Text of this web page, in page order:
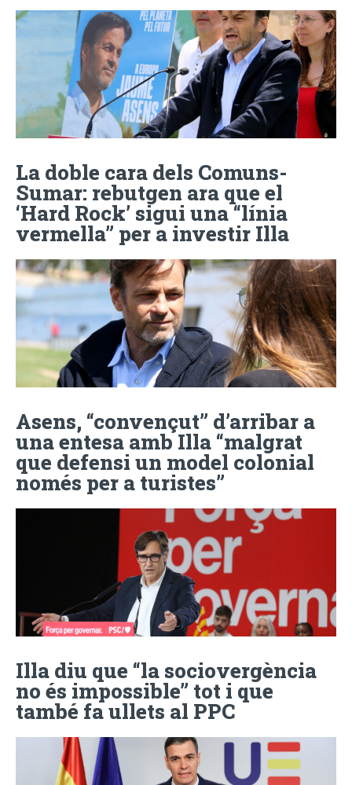
La doble cara dels Comuns-
Sumar: rebutgen ara que el
‘Hard Rock’ sigui una “línia
vermella” per a investir Illa
Asens, “convençut” d’arribar a
una entesa amb Illa “malgrat
que defensi un model colonial
només per a turistes”
Illa diu que “la sociovergència
no és impossible” tot i que
també fa ullets al PPC